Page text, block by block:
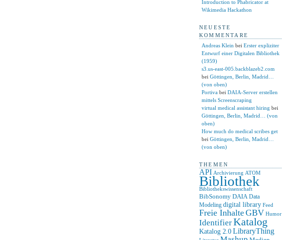
Introduction to Phabricator at
Wikimedia Hackathon
NEUESTE
KOMMENTARE
Andreas Klein bei Erster expliziter
Entwurf einer Digitalen Bibliothek
(1959)
s3.us-east-005.backblazeb2.com
bei Göttingen, Berlin, Madrid…
(von oben)
Portiva bei DAIA-Server erstellen
mittels Screenscraping
virtual medical assistant hiring bei
Göttingen, Berlin, Madrid… (von
oben)
How much do medical scribes get
bei Göttingen, Berlin, Madrid…
(von oben)
THEMEN
API Archivierung ATOM
Bibliothek
Bibliothekswissenschaft
BibSonomy DAIA Data
Modeling digital library Feed
Freie InhalteGBV Humor
IdentifierKatalog
Katalog 2.0 LibraryThing